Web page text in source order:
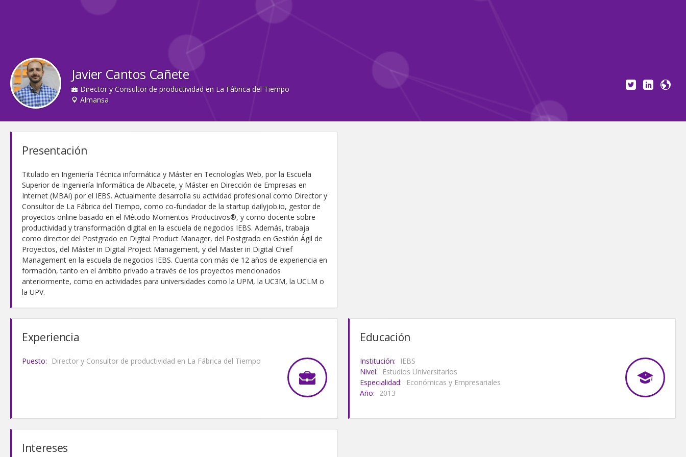
Javier Cantos Cañete
Director y Consultor de productividad en La Fábrica del Tiempo
Almansa
Presentación
Titulado en Ingeniería Técnica informática y Máster en Tecnologías Web, por la Escuela
Superior de Ingeniería Informática de Albacete, y Máster en Dirección de Empresas en
Internet (MBAi) por el IEBS. Actualmente desarrolla su actividad profesional como Director y
Consultor de La Fábrica del Tiempo, como co-fundador de la startup dailyjob.io, gestor de
proyectos online basado en el Método Momentos Productivos®, y como docente sobre
productividad y transformación digital en la escuela de negocios IEBS. Además, trabaja
como director del Postgrado en Digital Product Manager, del Postgrado en Gestión Ágil de
Proyectos, del Máster in Digital Project Management, y del Master in Digital Chief
Management en la escuela de negocios IEBS. Cuenta con más de 12 años de experiencia en
formación, tanto en el ámbito privado a través de los proyectos mencionados
anteriormente, como en actividades para universidades como la UPM, la UC3M, la UCLM o
la UPV.
Experiencia
Puesto: Director y Consultor de productividad en La Fábrica del Tiempo
Educación
Institución:
IEBS
Nivel:
Estudios Universitarios
Especialidad:
Económicas y Empresariales
Año: 2013
Intereses